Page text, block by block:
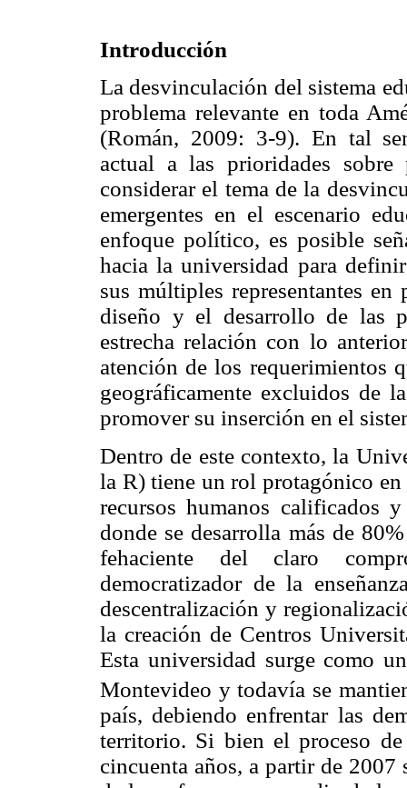
Introducción
La desvinculación del sistema
problema relevante en toda
(Román, 2009: 3-9). En tal
actual a las prioridades sobre
considerar el tema de la
emergentes en el escenario
enfoque político, es posible
hacia la universidad para
sus múltiples representantes
diseño y el desarrollo de las
estrecha relación con lo
atención de los requerimientos
geográficamente excluidos de
promover su inserción en el
Dentro de este contexto, la
la R) tiene un rol protagónico
recursos humanos calificados
donde se desarrolla más de
fehaciente del claro
democratizador de la
descentralización y
la creación de Centros
Esta universidad surge como
Montevideo y todavía se
país, debiendo enfrentar las
territorio. Si bien el proceso de
cincuenta años, a partir de